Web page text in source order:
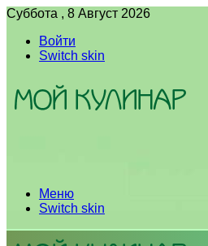
Суббота , 8 Август 2026
Войти
Switch skin
Меню
Switch skin